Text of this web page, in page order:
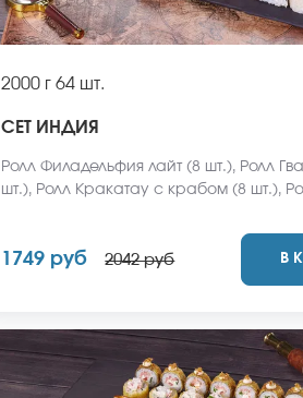
2000 г 64 шт.
СЕТ ИНДИЯ
Ролл Филадельфия лайт (8 шт.), Ролл
шт.), Ролл Кракатау с крабом (8 шт.),
шт.), Ролл Калифорния хот (8 шт.), Ролл
краб (8 шт.), Ролл Макарена (8 шт.) *Не
заказать имбирь, васаби и соевый
может отличаться от фото на сайте.
1749 руб 2042 руб В